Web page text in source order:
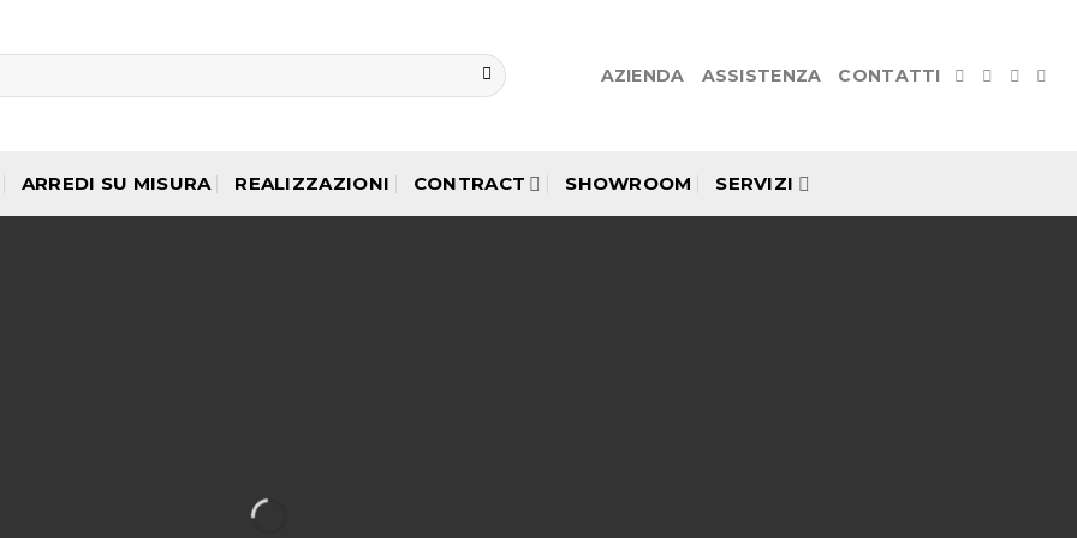
AZIENDA ASSISTENZA CONTATTI
ARREDI SU MISURA REALIZZAZIONI CONTRACT SHOWROOM SERVIZI